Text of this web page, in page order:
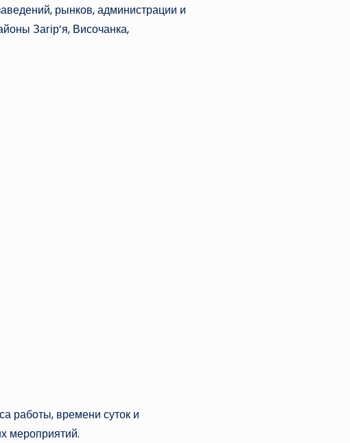
рынков, администрации и
Загір’я, Височанка,
работы, времени суток и
мероприятий.